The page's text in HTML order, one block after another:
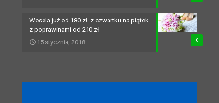
0
Wesela już od 180 zł, z czwartku na piątek
z poprawinami od 210 zł
15 stycznia, 2018